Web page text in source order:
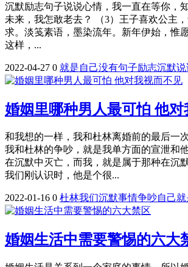
沉默励志句子说说心情，我一直在等你，
未来，我怎敢老去？ （3）王子喜欢公主
求。淡笺素语，墨染流年。新年伊始，惟
这样，...
2022-04-27 0 就是自己没有句子励志沉默说
婚姻里哪种男人最可怕 他
和我想的一样，我和杜林离婚前的最后一
我和杜林的争吵，就是我单方面的宣泄和
在沉默中灭亡，而我，就是属于那种在沉
我们刚认识时，他是个很...
2022-01-16 0 杜林我们沉默事情争吵自己就
婚姻生活中需要警惕的六大